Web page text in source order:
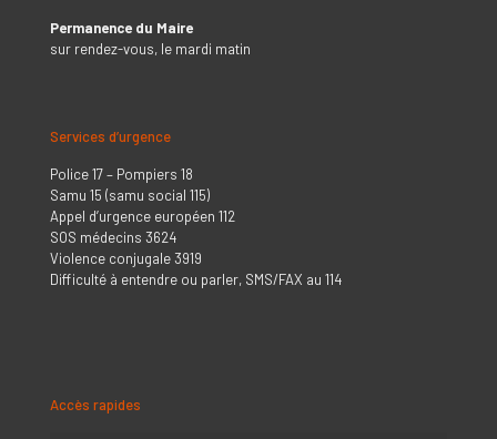
Permanence du Maire
sur rendez-vous, le mardi matin
Services d’urgence
Police 17 – Pompiers 18
Samu 15 (samu social 115)
Appel d’urgence européen 112
SOS médecins 3624
Violence conjugale 3919
Difficulté à entendre ou parler, SMS/FAX au 114
Accès rapides